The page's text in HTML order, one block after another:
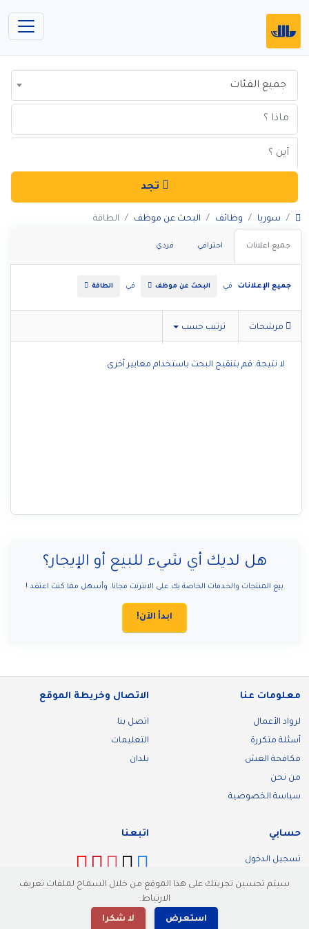
جميع الفئات
تجد
سوريا وظائف البحث عن موظف الطاقة
جميع اعلانات احترافي فردي
جميع الإعلانات في البحث عن موظف في الطاقة
مرشحات ترتيب حسب
لا نتيجة. قم بتنقيح البحث باستخدام معايير أخرى.
هل لديك أي شيء للبيع أو الإيجار؟
بيع المنتجات والخدمات الخاصة بك على الانترنت مجانا. وأسهل مما كنت اعتقد !
ابدأ الآن!
معلومات عنا
لرواد الأعمال
أسئلة متكررة
مكافحة الغش
من نحن
سياسة الخصوصية
الاتصال وخريطة الموقع
اتصل بنا
التعليمات
بلدان
حسابي
تسجيل الدخول
تسجيل
اتبعنا
سيتم تحسين تجربتك على هذا الموقع من خلال السماح لملفات تعريف
الارتباط.
استعرض لا شكرا